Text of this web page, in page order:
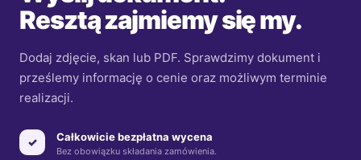
Resztą zajmiemy się my.
Dodaj zdjęcie, skan lub PDF. Sprawdzimy dokument i
prześlemy informację o cenie oraz możliwym terminie
realizacji.
✓ Całkowicie bezpłatna wycena
Bez obowiązku składania zamówienia.